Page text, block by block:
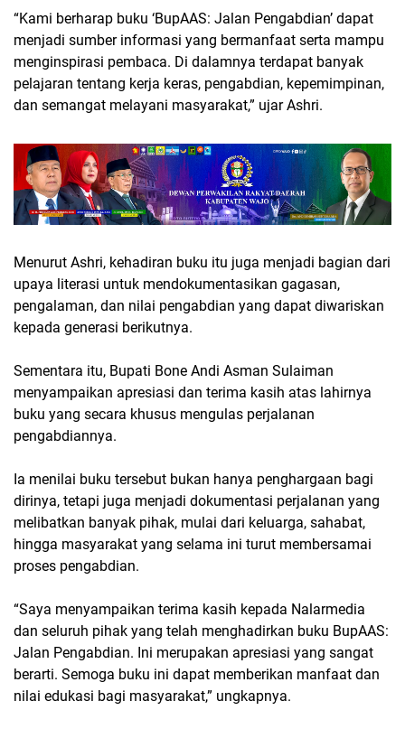
“Kami berharap buku ‘BupAAS: Jalan Pengabdian’ dapat
menjadi sumber informasi yang bermanfaat serta mampu
menginspirasi pembaca. Di dalamnya terdapat banyak
pelajaran tentang kerja keras, pengabdian, kepemimpinan,
dan semangat melayani masyarakat,” ujar Ashri.
Menurut Ashri, kehadiran buku itu juga menjadi bagian dari
upaya literasi untuk mendokumentasikan gagasan,
pengalaman, dan nilai pengabdian yang dapat diwariskan
kepada generasi berikutnya.
Sementara itu, Bupati Bone Andi Asman Sulaiman
menyampaikan apresiasi dan terima kasih atas lahirnya
buku yang secara khusus mengulas perjalanan
pengabdiannya.
Ia menilai buku tersebut bukan hanya penghargaan bagi
dirinya, tetapi juga menjadi dokumentasi perjalanan yang
melibatkan banyak pihak, mulai dari keluarga, sahabat,
hingga masyarakat yang selama ini turut membersamai
proses pengabdian.
“Saya menyampaikan terima kasih kepada Nalarmedia
dan seluruh pihak yang telah menghadirkan buku BupAAS:
Jalan Pengabdian. Ini merupakan apresiasi yang sangat
berarti. Semoga buku ini dapat memberikan manfaat dan
nilai edukasi bagi masyarakat,” ungkapnya.